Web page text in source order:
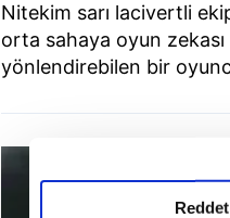
Reddet
Nitekim sarı lacivertli
orta sahaya oyun
yönlendirebilen bir